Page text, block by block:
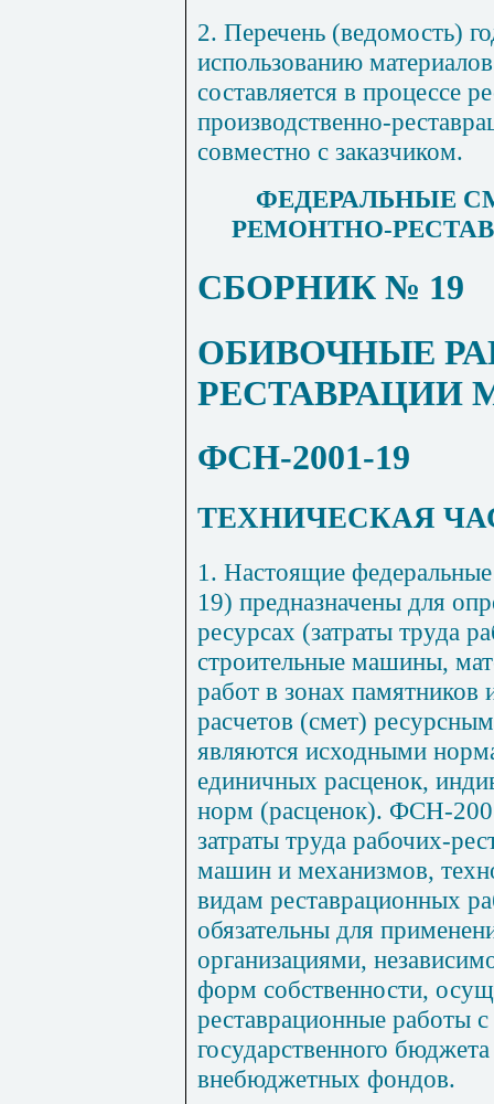
2. Перечень (ведомость)
использованию
составляется в процессе
производственно-
совместно с заказчиком.
ФЕДЕРАЛЬНЫЕ
РЕМОНТНО-
СБОРНИК № 19
ОБИВОЧНЫЕ
РЕСТАВРАЦИИ
ФСН-2001-19
ТЕХНИЧЕСКАЯ
1. Настоящие
19) предназначены для
ресурсах (затраты труда
строительные машины,
работ в зонах памятников
расчетов (смет)
являются исходными
единичных расценок,
норм (расценок). ФСН-
затраты труда рабочих-
машин и механизмов,
видам реставрационных
обязательны для
организациями,
форм собственности,
реставрационные работы
государственного
внебюджетных фондов.